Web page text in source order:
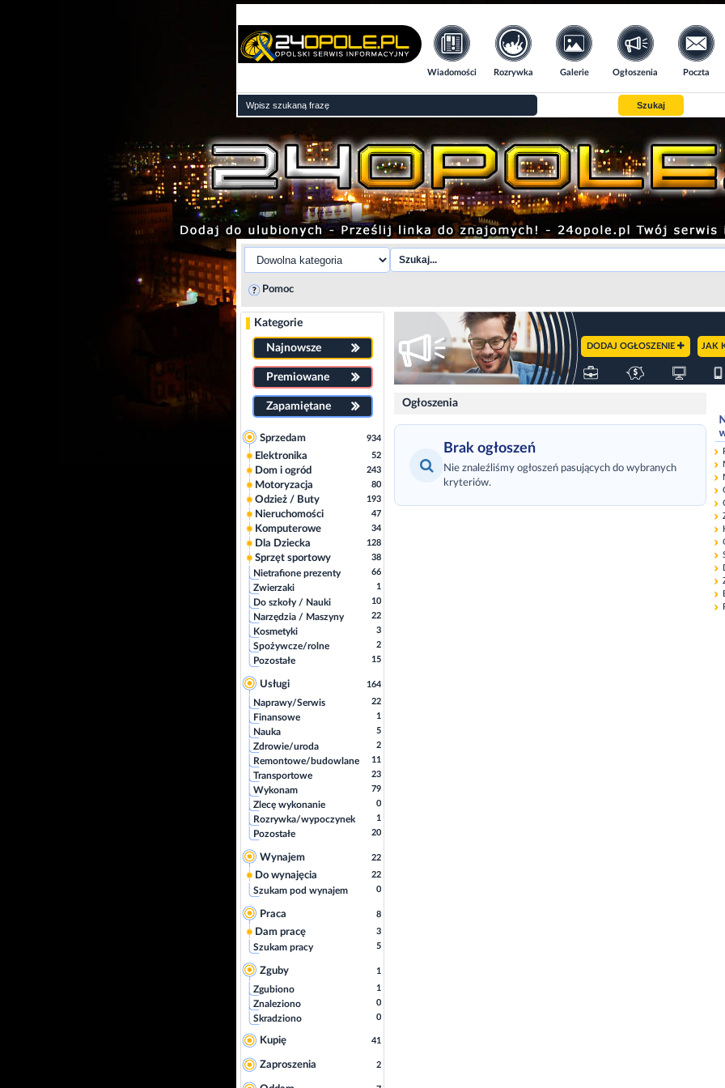
Wiadomości Rozrywka Galerie Ogłoszenia Poczta
Szukaj
Pomoc
Kategorie
Najnowsze
Premiowane
Zapamiętane
Sprzedam 934
Elektronika 52
Dom i ogród 243
Motoryzacja 80
Odzież / Buty 193
Nieruchomości 47
Komputerowe 34
Dla Dziecka 128
Sprzęt sportowy 38
Nietrafione prezenty 66
Zwierzaki 1
Do szkoły / Nauki 10
Narzędzia / Maszyny 22
Kosmetyki 3
Spożywcze/rolne 2
Pozostałe 15
Usługi 164
Naprawy/Serwis 22
Finansowe 1
Nauka 5
Zdrowie/uroda 2
Remontowe/budowlane 11
Transportowe 23
Wykonam 79
Zlecę wykonanie 0
Rozrywka/wypoczynek 1
Pozostałe 20
Wynajem 22
Do wynajęcia 22
Szukam pod wynajem 0
Praca 8
Dam pracę 3
Szukam pracy 5
Zguby 1
Zgubiono 1
Znaleziono 0
Skradziono 0
Kupię 41
Zaproszenia 2
DODAJ OGŁOSZENIE JAK
Ogłoszenia
Brak ogłoszeń
Nie znaleźliśmy ogłoszeń pasujących do wybranych
kryteriów.